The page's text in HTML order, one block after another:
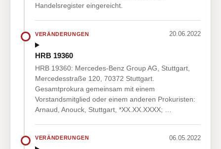
Handelsregister eingereicht.
VERÄNDERUNGEN 20.06.2022
HRB 19360
HRB 19360: Mercedes-Benz Group AG, Stuttgart,
Mercedesstraße 120, 70372 Stuttgart.
Gesamtprokura gemeinsam mit einem
Vorstandsmitglied oder einem anderen Prokuristen:
Arnaud, Anouck, Stuttgart, *XX.XX.XXXX; …
VERÄNDERUNGEN 06.05.2022